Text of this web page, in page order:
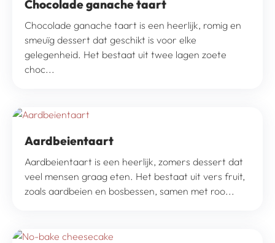
Chocolade ganache taart
Chocolade ganache taart is een heerlijk, romig en
smeuïg dessert dat geschikt is voor elke
gelegenheid. Het bestaat uit twee lagen zoete
choc...
Aardbeientaart
Aardbeientaart is een heerlijk, zomers dessert dat
veel mensen graag eten. Het bestaat uit vers fruit,
zoals aardbeien en bosbessen, samen met roo...